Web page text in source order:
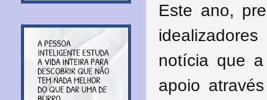
Este ano,
notícia que
apoio